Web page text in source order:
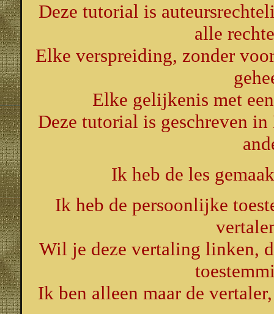
Deze tutorial is
alle
Elke verspreiding, zonder
Elke gelijkenis met
Deze tutorial is geschreven
Ik heb de les
Ik heb de persoonlijke
Wil je deze vertaling linken,
Ik ben alleen maar de